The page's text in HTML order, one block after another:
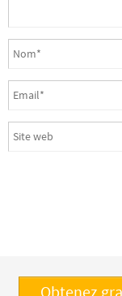
Obtenez